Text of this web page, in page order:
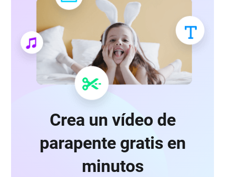
Crea un vídeo de
parapente gratis en
minutos